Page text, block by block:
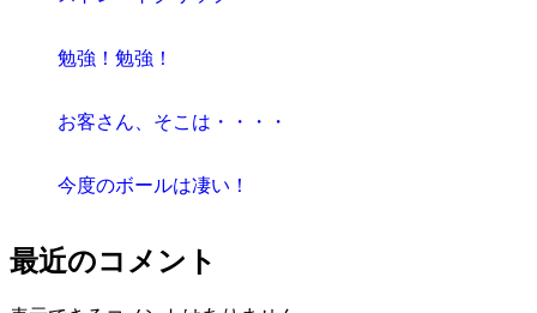
勉強！勉強！
お客さん、そこは・・・・
今度のボールは凄い！
最近のコメント